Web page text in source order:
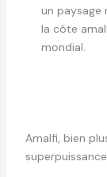
un paysage
la côte
mondial.
Amalfi, bien